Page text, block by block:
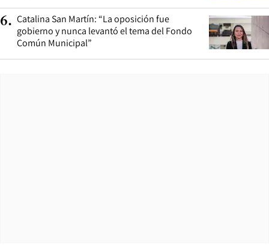
6. Catalina San Martín: “La oposición fue
gobierno y nunca levantó el tema del Fondo
Común Municipal”